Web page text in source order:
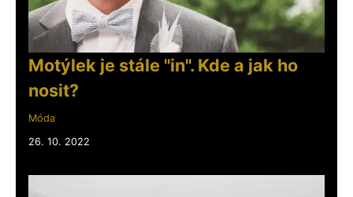
Motýlek je stále "in". Kde a jak ho
nosit?
Móda
26. 10. 2022